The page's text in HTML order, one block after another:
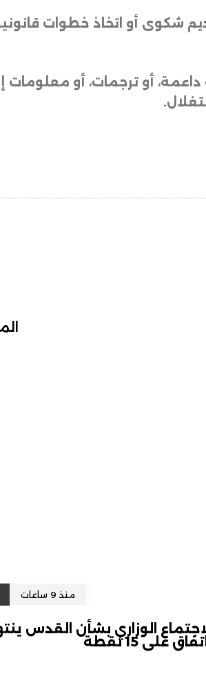
شكوى أو اتخاذ خطوات
أو ترجمات، أو
.
منذ 9 ساعات
الوزاري بشأن القدس
على 15 نقطة